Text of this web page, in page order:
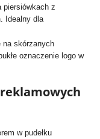
piersiówkach z
Idealny dla
skórzanych
oznaczenie logo w
w pudełku